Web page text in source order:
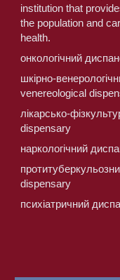
institution that
the population and
health.
онкологічний
шкірно-
venereological
лікарсько-
dispensary
наркологічний
dispensary
психіатричний